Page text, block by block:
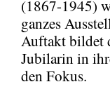
(1867-1945)
ganzes
Auftakt bildet
Jubilarin in
den Fokus.